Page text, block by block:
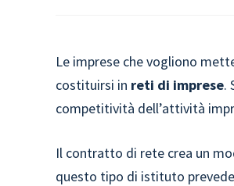
Le imprese che vogliono
costituirsi in reti di imprese.
competitività dell’attività
Il contratto di rete crea un
questo tipo di istituto prevede